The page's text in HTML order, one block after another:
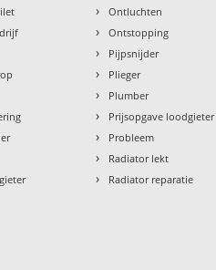
› Ontluchten
› Ontstopping
› Pijpsnijder
› Plieger
› Plumber
› Prijsopgave loodgieter
› Probleem
› Radiator lekt
› Radiator reparatie